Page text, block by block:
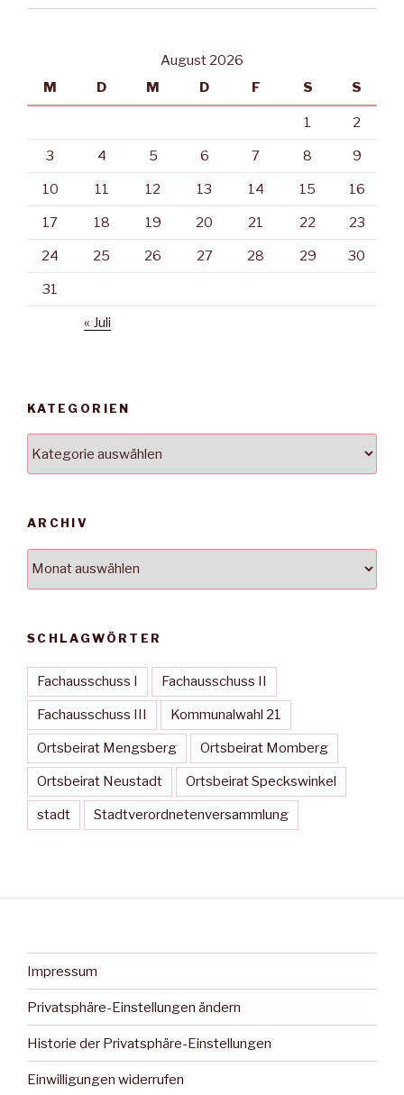
August 2026
M
D M D F S S
1 2
3 4 5 6 7 8 9
10 11 12 13 14 15 16
17 18 19 20 21 22 23
24 25 26 27 28 29 30
31
« Juli
KATEGORIEN
ARCHIV
SCHLAGWÖRTER
Fachausschuss I Fachausschuss II
Fachausschuss III Kommunalwahl 21
Ortsbeirat Mengsberg Ortsbeirat Momberg
Ortsbeirat Neustadt Ortsbeirat Speckswinkel
stadt Stadtverordnetenversammlung
Impressum
Privatsphäre-Einstellungen ändern
Historie der Privatsphäre-Einstellungen
Einwilligungen widerrufen